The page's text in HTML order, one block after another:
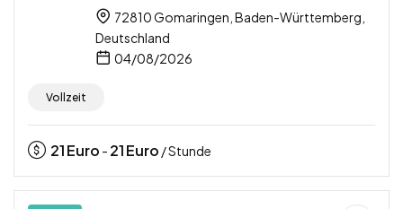
72810 Gomaringen, Baden-Württemberg,
Deutschland
04/08/2026
Vollzeit
21Euro - 21Euro / Stunde